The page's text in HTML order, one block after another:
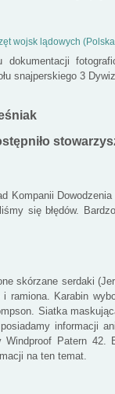
wojsk lądowych
dokumentacji
snajperskiego 3
Kompanii
się błędów.
skórzane serdaki
i ramiona. Karabin
Siatka
informacji
Patern
na ten temat.